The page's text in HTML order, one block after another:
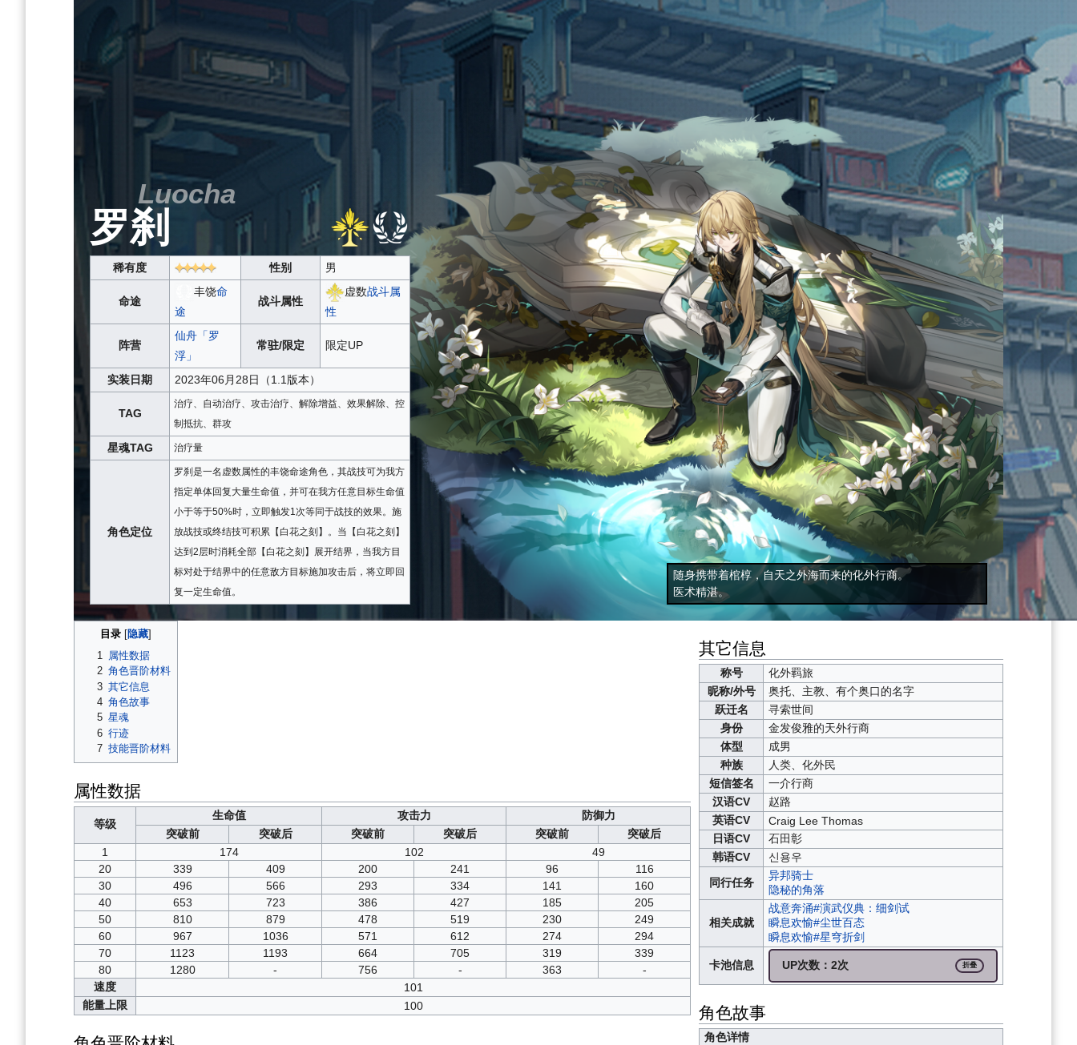
角色介绍立绘 站立动作2
罗刹
Luocha
稀有度 性别 男
命途
丰饶命
途
战斗属性
虚数战斗属
性
阵营
仙舟「罗
浮」
常驻/限定 限定UP
实装日期 2023年06月28日（1.1版本）
TAG
治疗、自动治疗、攻击治疗、解除增益、效果解除、控
制抵抗、群攻
星魂TAG 治疗量
角色定位
罗刹是一名虚数属性的丰饶命途角色，其战技可为我方
指定单体回复大量生命值，并可在我方任意目标生命值
小于等于50%时，立即触发1次等同于战技的效果。施
放战技或终结技可积累【白花之刻】。当【白花之刻】
达到2层时消耗全部【白花之刻】展开结界，当我方目
标对处于结界中的任意敌方目标施加攻击后，将立即回
复一定生命值。
随身携带着棺椁，自天之外海而来的化外行商。
医术精湛。
目录
1
属性数据
2 角色晋阶材料
3 其它信息
4 角色故事
5 星魂
6 行迹
7 技能晋阶材料
属性数据
等级
生命值 攻击力
防御力
突破前
突破后 突破前 突破后 突破前
突破后
1
174 102
49
20
339 409 200 241 96
116
30
496 566 293 334 141
160
40
653 723 386 427 185
205
50
810 879 478 519 230
249
60
967 1036 571 612 274
294
70
1123 1193 664 705 319
339
80
1280 - 756 - 363
-
速度
101
能量上限
100
其它信息
称号
化外羁旅
昵称/外号
奥托、 主教
有个奥口的名字
跃迁名
寻索世间
身份
金发俊雅的天外行商
体型
成男
种族
人类、化外民
短信签名
一介行商
汉语CV
赵路
英语CV
Craig Lee Thomas
日语CV
石田彰
韩语CV
신용우
同行任务
异邦骑士
隐秘的角落
相关成就
战意奔涌#演武仪典：细剑试
瞬息欢愉#尘世百态
瞬息欢愉#星穹折剑
卡池信息 UP次数：2次 折叠
角色故事
角色详情